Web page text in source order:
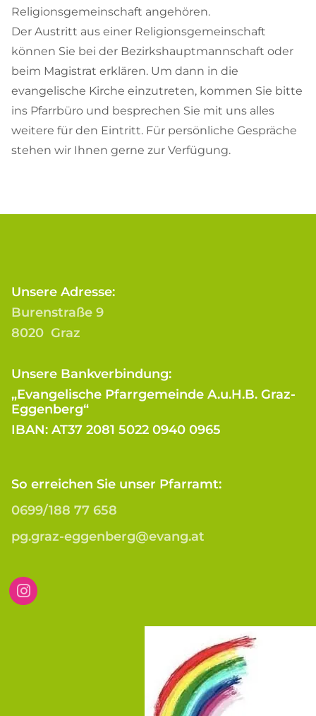
Religionsgemeinschaft angehören.
Der Austritt aus einer Religionsgemeinschaft
können Sie bei der Bezirkshauptmannschaft oder
beim Magistrat erklären. Um dann in die
evangelische Kirche einzutreten, kommen Sie bitte
ins Pfarrbüro und besprechen Sie mit uns alles
weitere für den Eintritt. Für persönliche Gespräche
stehen wir Ihnen gerne zur Verfügung.
Unsere Adresse:
Burenstraße 9
8020 Graz
Unsere Bankverbindung:
„Evangelische Pfarrgemeinde A.u.H.B. Graz-
Eggenberg“
IBAN: AT37 2081 5022 0940 0965
So erreichen Sie unser Pfarramt:
0699/188 77 658
pg.graz-eggenberg@evang.at